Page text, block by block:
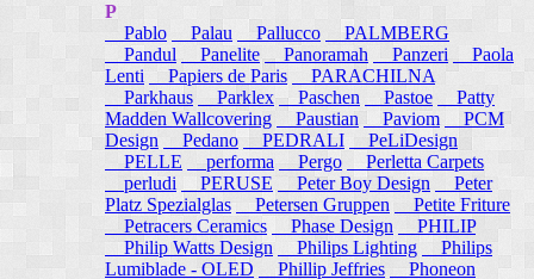
P
Pablo
Palau Pallucco
PALMBERG
Pandul
Panelite Panoramah Panzeri
Paola
Lenti
Papiers de Paris
PARACHILNA
Parkhaus
Parklex Paschen Pastoe
Patty
Madden Wallcovering
Paustian Paviom
PCM
Design
Pedano PEDRALI
PeLiDesign
PELLE
performa Pergo
Perletta Carpets
perludi
PERUSE Peter Boy Design
Peter
Platz Spezialglas
Petersen Gruppen
Petite Friture
Petracers Ceramics
Phase Design
PHILIP
Philip Watts Design
Philips Lighting
Philips
Lumiblade - OLED
Phillip Jeffries
Phoneon